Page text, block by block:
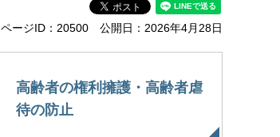
ページID：20500 公開日：2026年4月28日
高齢者の権利擁護・高齢者虐
待の防止